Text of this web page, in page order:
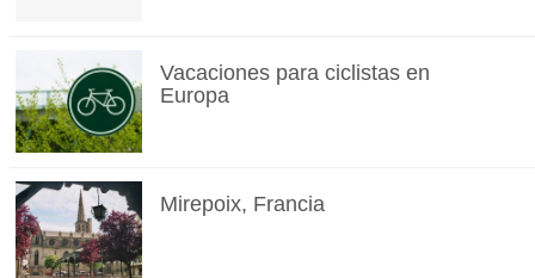
Vacaciones para ciclistas en
Europa
Mirepoix, Francia